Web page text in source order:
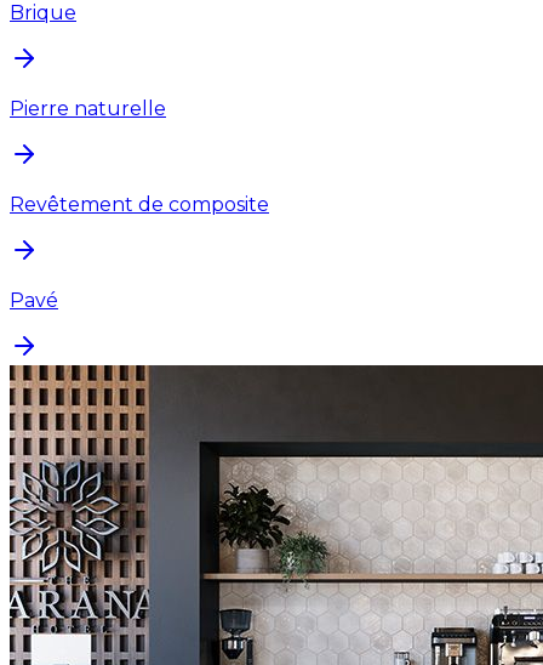
Brique
Pierre naturelle
Revêtement de composite
Pavé